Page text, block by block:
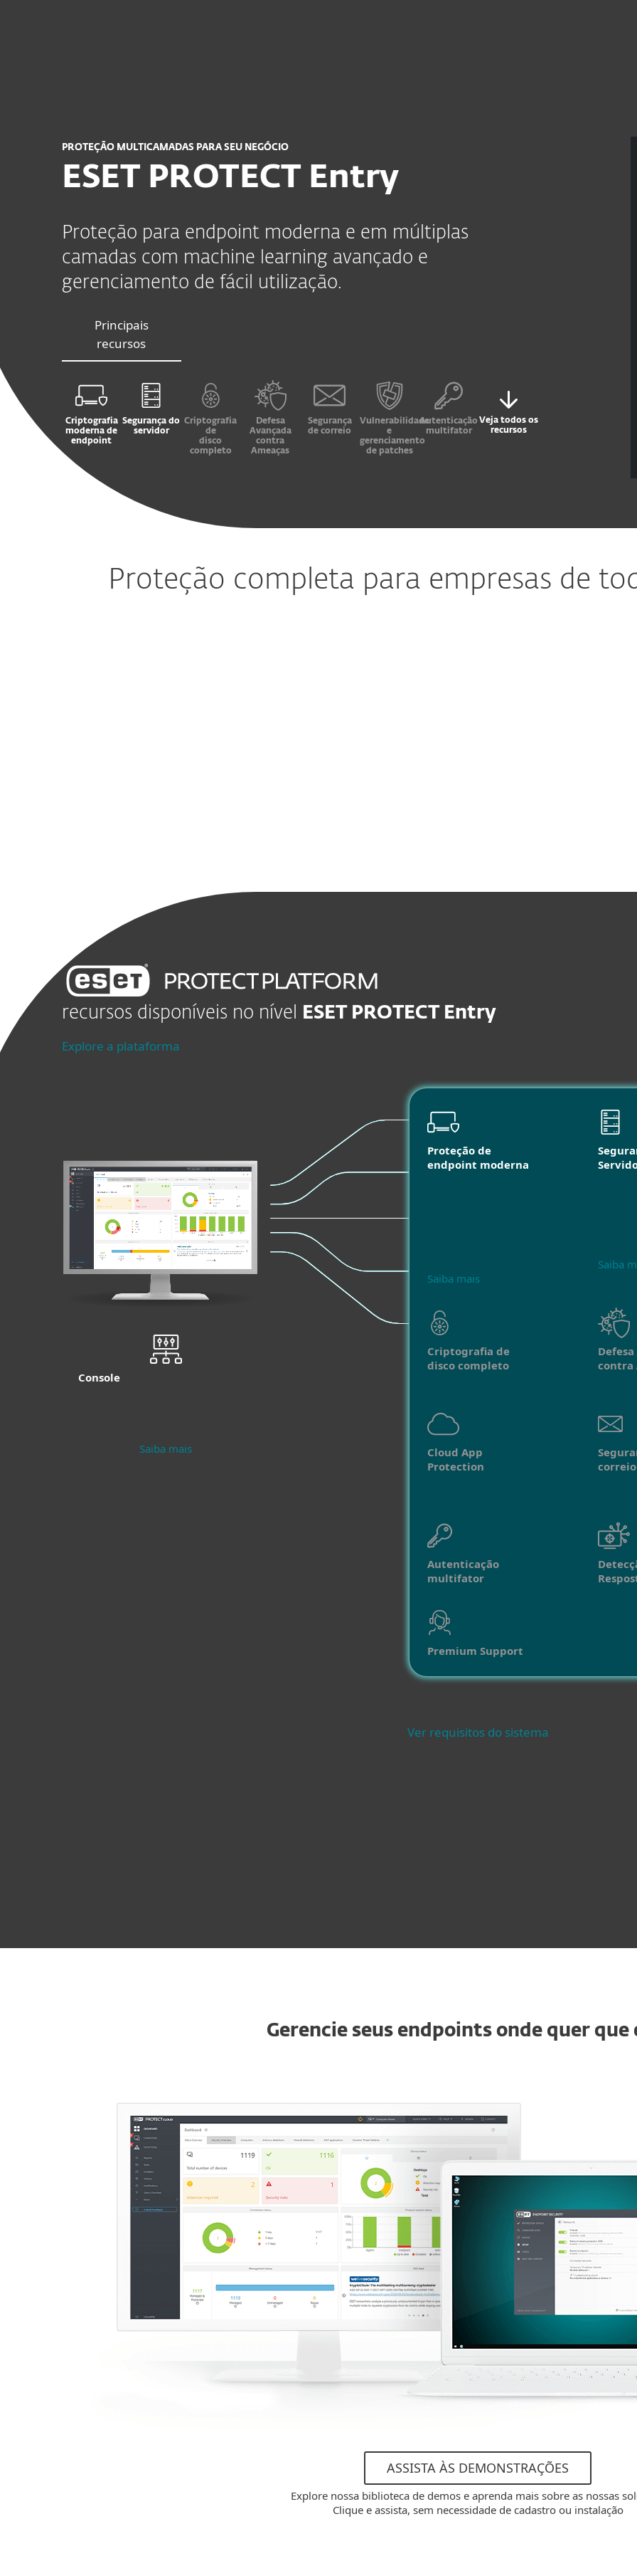
PROTEÇÃO MULTICAMADAS PARA SEU NEGÓCIO
ESET PROTECT Entry
Proteção para endpoint moderna e em múltiplas
camadas com machine learning avançado e
gerenciamento de fácil utilização.
Principais
recursos
Criptografia
moderna de
endpoint
Segurança do
servidor
Criptografia
de
disco
completo
Defesa
Avançada
contra
Ameaças
Segurança
de correio
Vulnerabilidade
e
gerenciamento
de patches
Autenticação
multifator
Veja todos os
recursos
Proteção completa para empresas de
recursos disponíveis no nível ESET PROTECT Entry
Explore a plataforma
Console
Saiba mais
Proteção de
endpoint moderna
Saiba mais
Saiba
Criptografia de
disco completo
contra
Cloud App
Protection
correio
Autenticação
multifator
Premium Support
Ver requisitos do sistema
Gerencie seus endpoints onde quer que
ASSISTA ÀS DEMONSTRAÇÕES
Explore nossa biblioteca de demos e aprenda mais sobre as nossas
Clique e assista, sem necessidade de cadastro ou instalação